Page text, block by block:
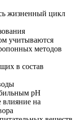
жизненный цикл
учитываются
методов
в состав
рН
на